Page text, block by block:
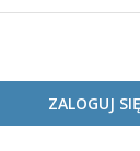
ZALOGUJ SIĘ